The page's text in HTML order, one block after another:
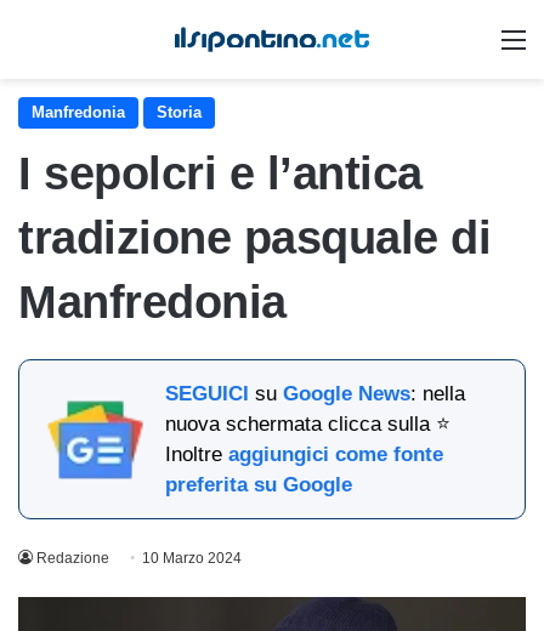
Manfredonia Storia
I sepolcri e l’antica
tradizione pasquale di
Manfredonia
SEGUICI suGoogle News: nella
nuova schermata clicca sulla ⭐
Inoltreaggiungici come fonte
preferita su Google
Redazione 10 Marzo 2024